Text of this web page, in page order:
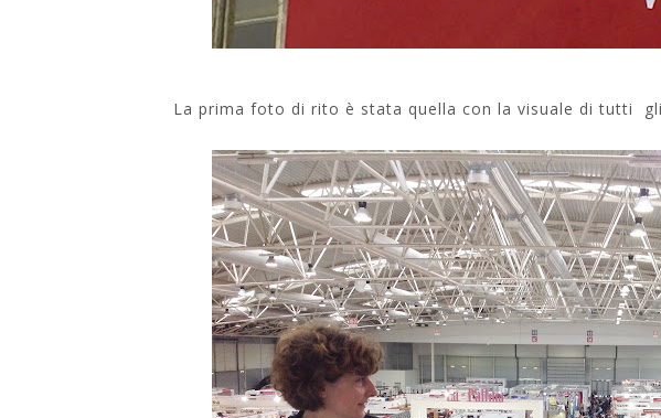
La prima foto di rito è stata quella con la visuale di tutti